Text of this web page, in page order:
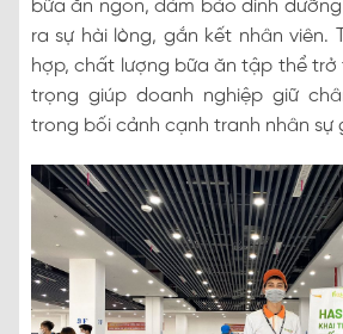
bữa ăn ngon, đảm bảo dinh
ra sự hài lòng, gắn kết nhân viên.
hợp, chất lượng bữa ăn tập thể trở
trọng giúp doanh nghiệp giữ
trong bối cảnh cạnh tranh nhân sự